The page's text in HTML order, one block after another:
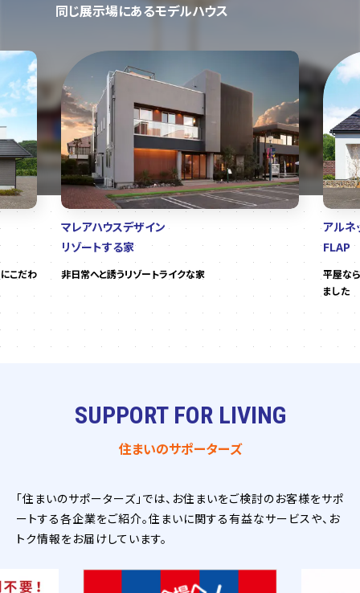
同じ展示場にあるモデルハウス
こだわ
マレアハウスデザイン
リゾートする家
非日常へと誘うリゾートライクな家
アルネ
FLAP
平屋な
ました
SUPPORT FOR LIVING
住まいのサポーターズ
「住まいのサポーターズ」では、お住まいをご検討のお客様をサポ
ートする各企業をご紹介。住まいに関する有益なサービスや、お
トク情報をお届けしています。